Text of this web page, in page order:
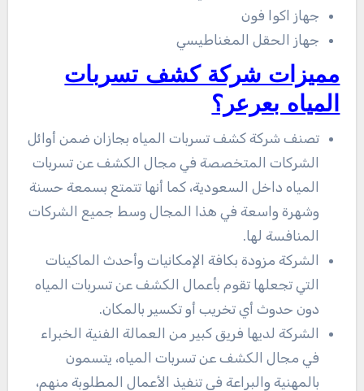
جهاز اكوا فون
جهاز الحقل المغناطيسي
مميزات شركة كشف تسربات
المياه بعرعر؟
تصنف شركة كشف تسربات المياه بجازان ضمن أوائل
الشركات المتخصصة في مجال الكشف عن تسربات
المياه داخل السعودية، كما أنها تتمتع بسمعة حسنة
وشهرة واسعة في هذا المجال وسط جميع الشركات
المنافسة لها.
الشركة مزودة بكافة الإمكانيات وأحدث الماكينات
التي تجعلها تقوم بأعمال الكشف عن تسربات المياه
دون حدوث أي تخريب أو تكسير بالمكان.
الشركة لديها فريق كبير من العمالة الفنية الخبراء
في مجال الكشف عن تسربات المياه، يتسمون
بالمهنية والبراعة في تنفيذ الأعمال المطلوبة منهم،